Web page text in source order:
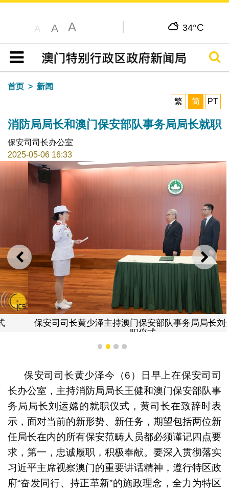
A A A 34°C
目录
搜寻
首页
新闻
繁
简 PT
消防局局长和澳门保安部队事务局局长就职
保安司司长办公室
2025-05-06 16:33
上一则 下一
保安司司长黄少泽主持澳门保安部队事务局局长刘运嫦就
1 2 3 4
保安司司长黄少泽今（6）日早上在保安司司
长办公室，主持消防局局长王健和澳门保安部队事
务局局长刘运嫦的就职仪式，黄司长在致辞时表
示，面对当前的新形势、新任务，期望包括两位新
任局长在内的所有保安范畴人员都必须谨记四点要
求，第一，忠诚履职，积极奉献。要深入贯彻落实
习近平主席视察澳门的重要讲话精神，遵行特区政
府“奋发同行、持正革新”的施政理念，全力为特区